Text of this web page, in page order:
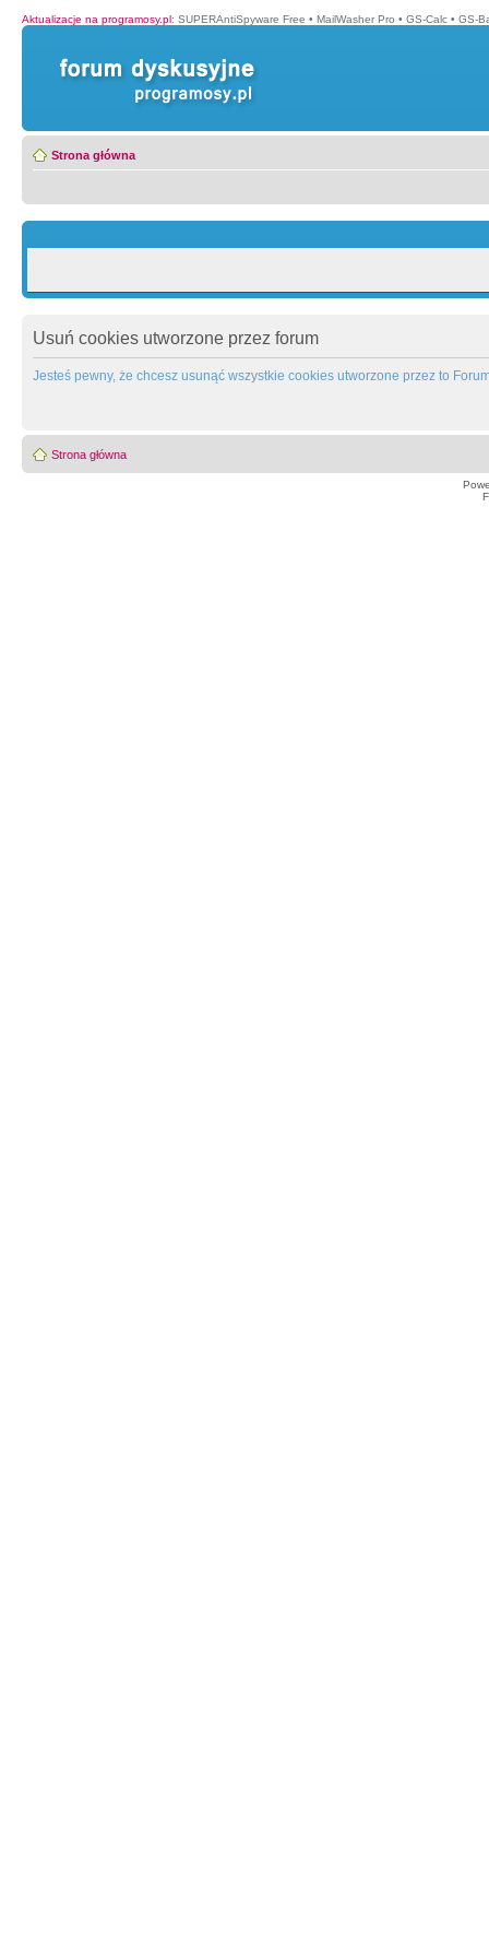
Aktualizacje na programosy.pl: SUPERAntiSpyware Free • MailWasher Pro • GS-Calc • GS-
Strona główna
Usuń cookies utworzone przez forum
Jesteś pewny, że chcesz usunąć wszystkie cookies utworzone przez to
Strona główna